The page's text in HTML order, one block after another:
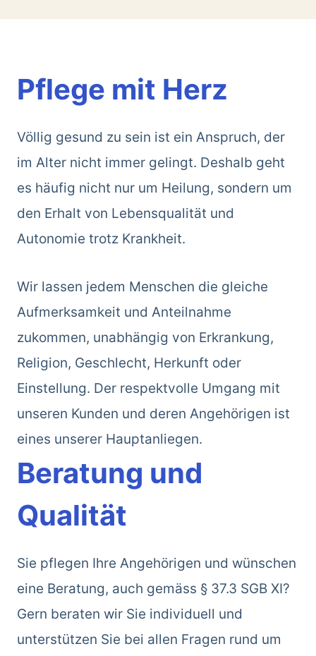
Pflege mit Herz
Völlig gesund zu sein ist ein Anspruch, der
im Alter nicht immer gelingt. Deshalb geht
es häufig nicht nur um Heilung, sondern um
den Erhalt von Lebensqualität und
Autonomie trotz Krankheit.
Wir lassen jedem Menschen die gleiche
Aufmerksamkeit und Anteilnahme
zukommen, unabhängig von Erkrankung,
Religion, Geschlecht, Herkunft oder
Einstellung. Der respektvolle Umgang mit
unseren Kunden und deren Angehörigen ist
eines unserer Hauptanliegen.
Beratung und
Qualität
Sie pflegen Ihre Angehörigen und wünschen
eine Beratung, auch gemäss § 37.3 SGB XI?
Gern beraten wir Sie individuell und
unterstützen Sie bei allen Fragen rund um